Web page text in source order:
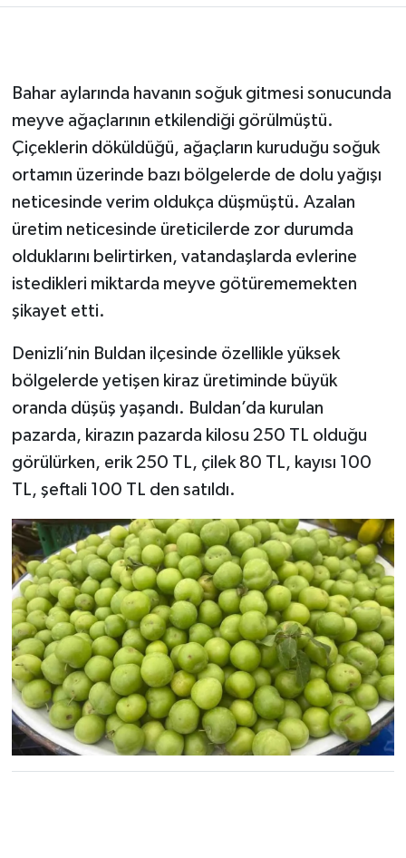
Bahar aylarında havanın soğuk gitmesi sonucunda
meyve ağaçlarının etkilendiği görülmüştü.
Çiçeklerin döküldüğü, ağaçların kuruduğu soğuk
ortamın üzerinde bazı bölgelerde de dolu yağışı
neticesinde verim oldukça düşmüştü. Azalan
üretim neticesinde üreticilerde zor durumda
olduklarını belirtirken, vatandaşlarda evlerine
istedikleri miktarda meyve götürememekten
şikayet etti.
Denizli’nin Buldan ilçesinde özellikle yüksek
bölgelerde yetişen kiraz üretiminde büyük
oranda düşüş yaşandı. Buldan’da kurulan
pazarda, kirazın pazarda kilosu 250 TL olduğu
görülürken, erik 250 TL, çilek 80 TL, kayısı 100
TL, şeftali 100 TL den satıldı.